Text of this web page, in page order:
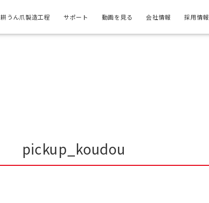
耕うん爪製造工程 サポート 動画を見る 会社情報 採用情報
pickup_koudou